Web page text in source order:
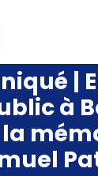
|
à